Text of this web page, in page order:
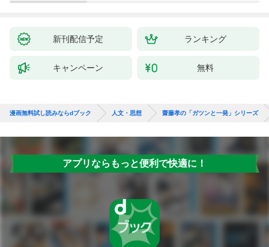
新刊配信予定 ランキング
キャンペーン 無料
漫画無料試し読みならdブック 人文・思想 齋藤孝の「ガツンと一発」シリーズ
アプリならもっと便利で快適に！